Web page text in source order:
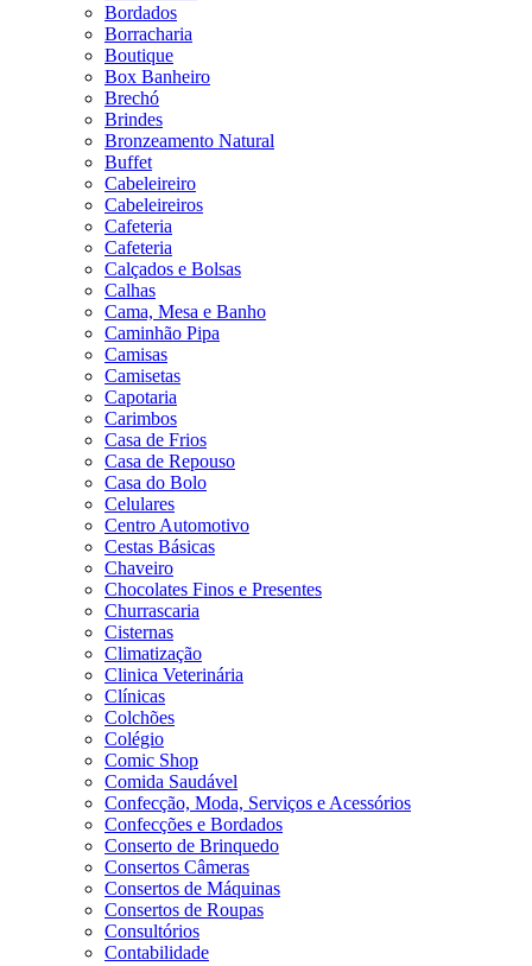
Bordados
Borracharia
Boutique
Box Banheiro
Brechó
Brindes
Bronzeamento Natural
Buffet
Cabeleireiro
Cabeleireiros
Cafeteria
Cafeteria
Calçados e Bolsas
Calhas
Cama, Mesa e Banho
Caminhão Pipa
Camisas
Camisetas
Capotaria
Carimbos
Casa de Frios
Casa de Repouso
Casa do Bolo
Celulares
Centro Automotivo
Cestas Básicas
Chaveiro
Chocolates Finos e Presentes
Churrascaria
Cisternas
Climatização
Clinica Veterinária
Clínicas
Colchões
Colégio
Comic Shop
Comida Saudável
Confecção, Moda, Serviços e Acessórios
Confecções e Bordados
Conserto de Brinquedo
Consertos Câmeras
Consertos de Máquinas
Consertos de Roupas
Consultórios
Contabilidade